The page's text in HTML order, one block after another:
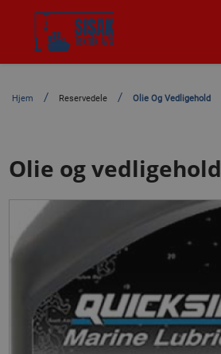
Hjem Reservedele Olie Og Vedligehold
Olie og vedligehold